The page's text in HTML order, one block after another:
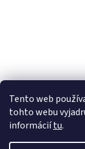
Tento web
tohto webu
informáciítu.